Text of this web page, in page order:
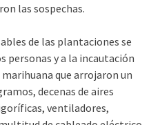
las sospechas.
de las plantaciones se
personas y a la incautación
que arrojaron un
decenas de aires
ventiladores,